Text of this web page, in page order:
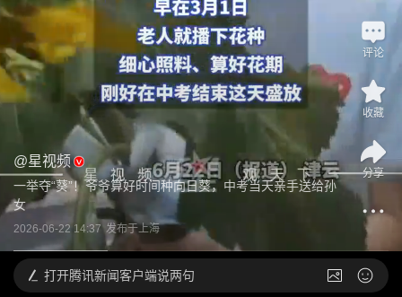
@星视频
一举夺“葵”！爷爷算好时间种向日葵，中考当天亲手送给孙
女
2026-06-22 14:37 发布于上海
评论
收藏
分享
打开腾讯新闻客户端说两句